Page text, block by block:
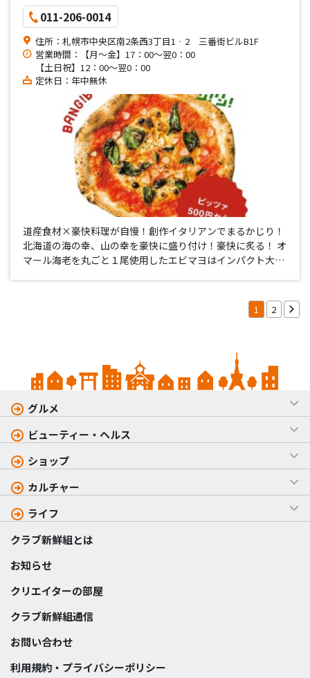
011-206-0014
住所：札幌市中央区南2条西3丁目1‐2 三番街ビルB1F
営業時間：【月～金】17：00～翌0：00
【土日祝】12：00～翌0：00
定休日：年中無休
道産食材×豪快料理が自慢！創作イタリアンでまるかじり！
北海道の海の幸、山の幸を豪快に盛り付け！豪快に炙る！ オ
マール海老を丸ごと１尾使用したエビマヨはインパクト大！
1 2
グルメ
ビューティー・ヘルス
ショップ
カルチャー
ライフ
クラブ新鮮組とは
お知らせ
クリエイターの部屋
クラブ新鮮組通信
お問い合わせ
利用規約・プライバシーポリシー